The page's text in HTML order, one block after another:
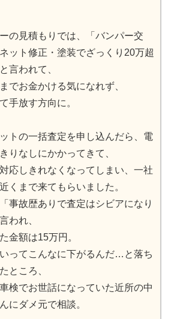
の見積もりでは、「バンパー交
ット修正・塗装でざっくり20万超
言われて、
でお金かける気になれず、
手放す方向に。
トの一括査定を申し込んだら、電
りなしにかかってきて、
応しきれなくなってしまい、一社
くまで来てもらいました。
事故歴ありで査定はシビアになり
われ、
金額は15万円。
ってこんなに下がるんだ…と落ち
ところ、
検でお世話になっていた近所の中
にダメ元で相談。